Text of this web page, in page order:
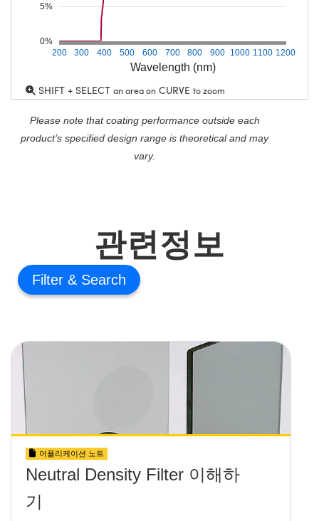
Wavelength (nm)
200 300 400 500 600 700 800 900 1000 1100 1200
0%
5%
SHIFT + SELECT an area on CURVE to zoom
Please note that coating performance outside each
product’s specified design range is theoretical and may
vary.
관련정보
Filter
어플리케이션 노트
Neutral Density Filter 이해하
기